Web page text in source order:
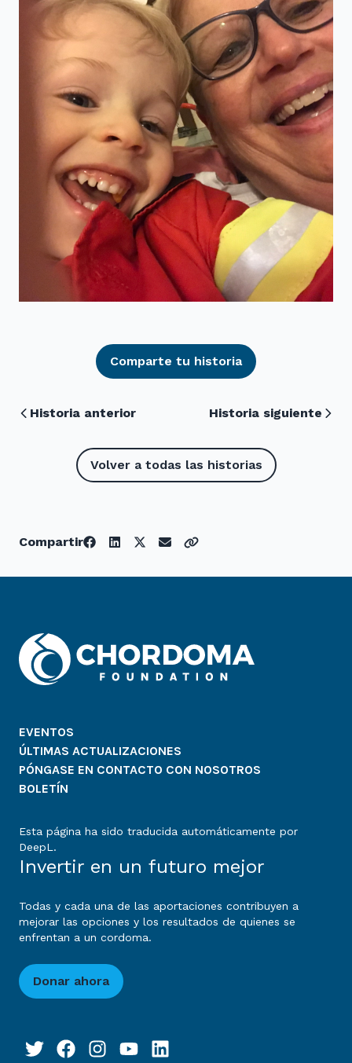
Comparte tu historia
Historia anterior Historia siguiente
Volver a todas las historias
Compartir
EVENTOS
ÚLTIMAS ACTUALIZACIONES
PÓNGASE EN CONTACTO CON NOSOTROS
BOLETÍN
Esta página ha sido traducida automáticamente por
DeepL.
Invertir en un futuro mejor
Todas y cada una de las aportaciones contribuyen a
mejorar las opciones y los resultados de quienes se
enfrentan a un cordoma.
Donar ahora